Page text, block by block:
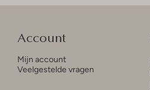
Account
Mijn account
Veelgestelde vragen